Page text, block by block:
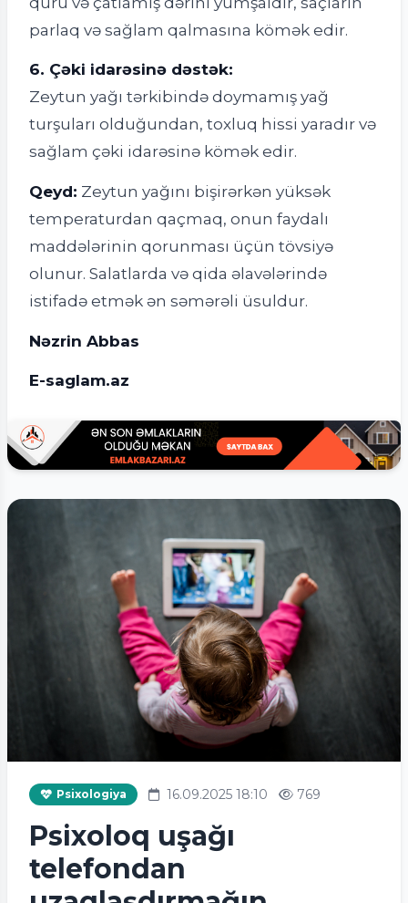
parlaq və sağlam qalmasına kömək edir.
6. Çəki idarəsinə dəstək:
Zeytun yağı tərkibində doymamış yağ
turşuları olduğundan, toxluq hissi yaradır və
sağlam çəki idarəsinə kömək edir.
Qeyd: Zeytun yağını bişirərkən yüksək
temperaturdan qaçmaq, onun faydalı
maddələrinin qorunması üçün tövsiyə
olunur. Salatlarda və qida əlavələrində
istifadə etmək ən səmərəli üsuldur.
Nəzrin Abbas
E-saglam.az
Psixologiya 16.09.2025 18:10 769
Psixoloq uşağı
telefondan